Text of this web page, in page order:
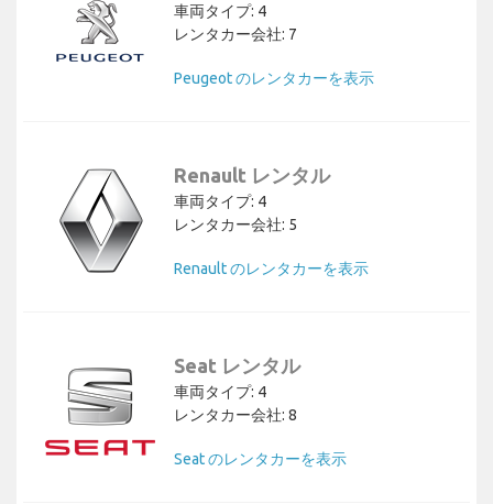
車両タイプ: 4
レンタカー会社: 7
Peugeot のレンタカーを表示
Renault レンタル
車両タイプ: 4
レンタカー会社: 5
Renault のレンタカーを表示
Seat レンタル
車両タイプ: 4
レンタカー会社: 8
Seat のレンタカーを表示